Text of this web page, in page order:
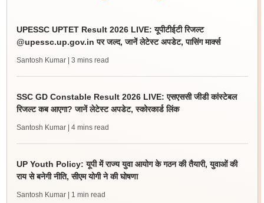
UPESSC UPTET Result 2026 LIVE: यूपीटीईटी रिजल्ट
@upessc.up.gov.in पर जल्द, जानें लेटेस्ट अपडेट, पासिंग मार्क्स
Santosh Kumar | 3 mins read
SSC GD Constable Result 2026 LIVE: एसएससी जीडी कांस्टेबल
रिजल्ट कब आएगा? जानें लेटेस्ट अपडेट, स्कोरकार्ड लिंक
Santosh Kumar | 4 mins read
UP Youth Policy: यूपी में राज्य युवा आयोग के गठन की तैयारी, युवाओं की
राय से बनेगी नीति, सीएम योगी ने की घोषणा
Santosh Kumar | 1 min read